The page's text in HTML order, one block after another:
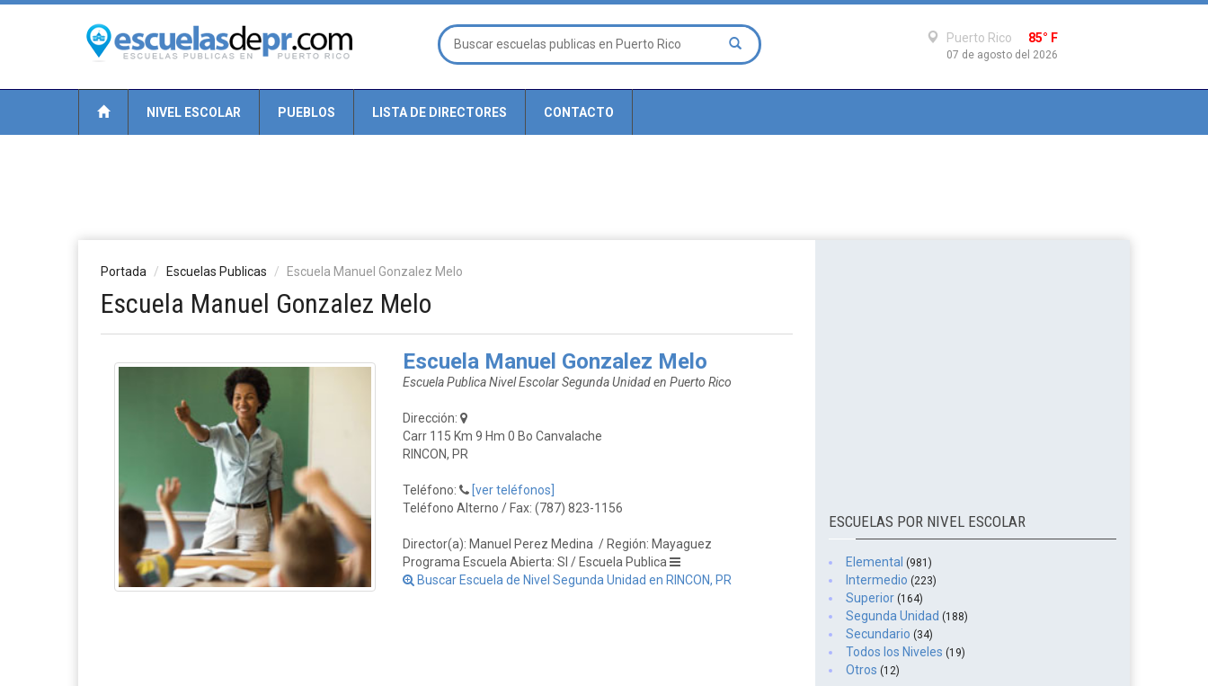
Puerto Rico 85° F
07 de agosto del 2026
NIVEL ESCOLAR PUEBLOS LISTA DE DIRECTORES CONTACTO
Portada Escuelas Publicas Escuela Manuel Gonzalez Melo
Escuela Manuel Gonzalez Melo
Escuela Manuel Gonzalez Melo
Escuela Publica Nivel Escolar Segunda Unidad en Puerto Rico
Dirección:
Carr 115 Km 9 Hm 0 Bo Canvalache
RINCON, PR
Teléfono:
[ver teléfonos]
Teléfono Alterno / Fax: (787) 823-1156
Director(a): Manuel Perez Medina / Región: Mayaguez
Programa Escuela Abierta: SI / Escuela Publica
Buscar Escuela de Nivel Segunda Unidad en RINCON, PR
ESCUELAS POR NIVEL ESCOLAR
Elemental (981)
Intermedio (223)
Superior (164)
Segunda Unidad (188)
Secundario (34)
Todos los Niveles (19)
Otros (12)